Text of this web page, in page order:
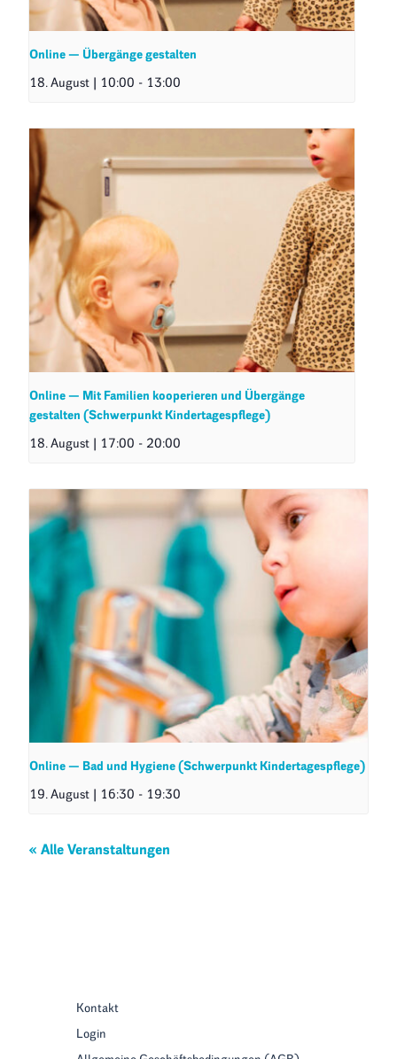
Online — Übergänge gestalten
18. August | 10:00 - 13:00
Online — Mit Familien kooperieren und Übergänge
gestalten (Schwerpunkt Kindertagespflege)
18. August | 17:00 - 20:00
Online — Bad und Hygiene (Schwerpunkt Kindertagespflege)
19. August | 16:30 - 19:30
« Alle Veranstaltungen
Kontakt
Login